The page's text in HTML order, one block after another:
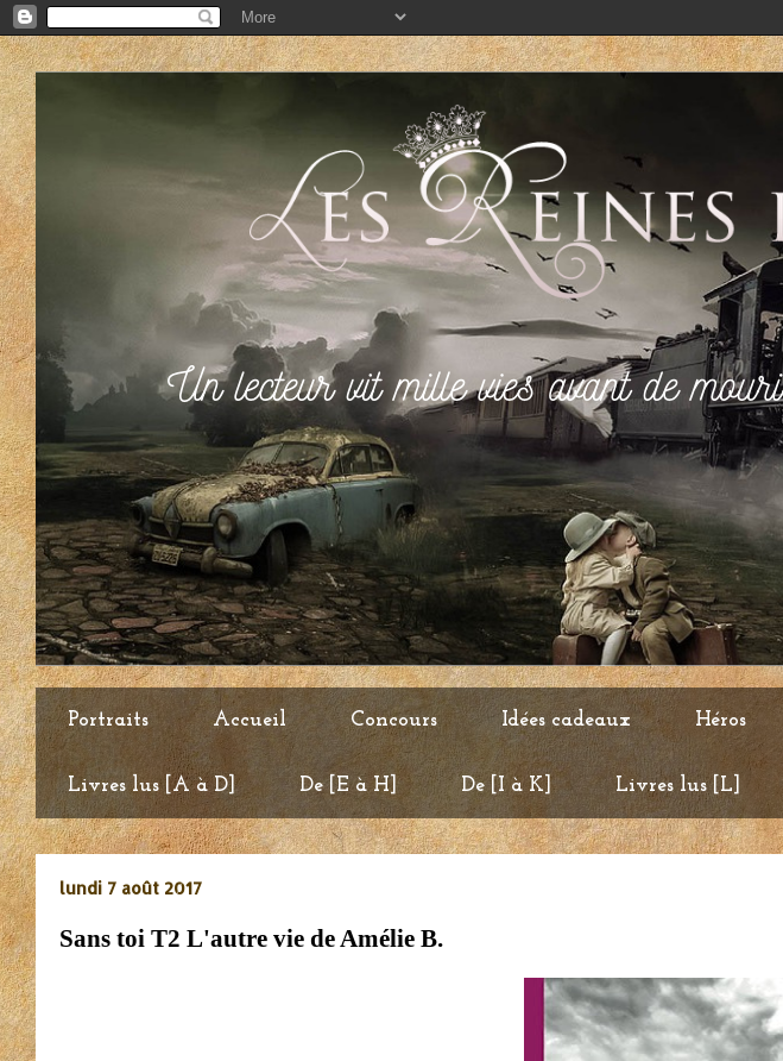
Portraits Accueil Concours Idées cadeaux Héros
Livres lus [A à D] De [E à H] De [I à K] Livres lus [L]
lundi 7 août 2017
Sans toi T2 L'autre vie de Amélie B.